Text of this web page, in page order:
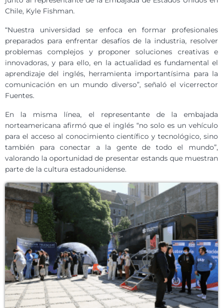
Chile, Kyle Fishman.
“Nuestra universidad se enfoca en formar profesionales
preparados para enfrentar desafíos de la industria, resolver
problemas complejos y proponer soluciones creativas e
innovadoras, y para ello, en la actualidad es fundamental el
aprendizaje del inglés, herramienta importantísima para la
comunicación en un mundo diverso”, señaló el vicerrector
Fuentes.
En la misma línea, el representante de la embajada
norteamericana afirmó que el inglés “no solo es un vehículo
para el acceso al conocimiento científico y tecnológico, sino
también para conectar a la gente de todo el mundo”,
valorando la oportunidad de presentar estands que muestran
parte de la cultura estadounidense.